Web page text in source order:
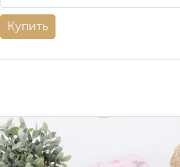
Купить